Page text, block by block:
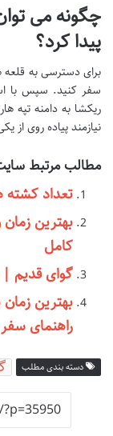
چگونه می
پیدا کرد؟
برای دسترسی به قلعه
سفر کنید. سپس با
ریکشا به دامنه تپه
نیازمند پیاده روی از
مطالب مرتبط
تعداد کشته
بهترین
کامل
گوای قدیم |
بهترین
راهنمای سفر
دسته بندی مطلب